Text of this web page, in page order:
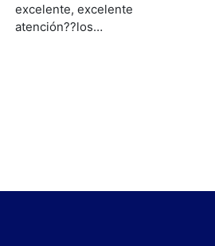
excelente, excelente
atención??los